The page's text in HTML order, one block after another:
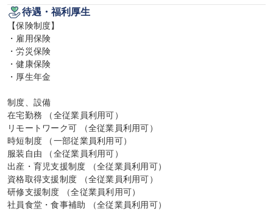
待遇・福利厚生
【保険制度】
・雇用保険
・労災保険
・健康保険
・厚生年金
制度、設備
在宅勤務 （全従業員利用可）
リモートワーク可 （全従業員利用可）
時短制度 （一部従業員利用可）
服装自由 （全従業員利用可）
出産・育児支援制度 （全従業員利用可）
資格取得支援制度 （全従業員利用可）
研修支援制度 （全従業員利用可）
社員食堂・食事補助 （全従業員利用可）